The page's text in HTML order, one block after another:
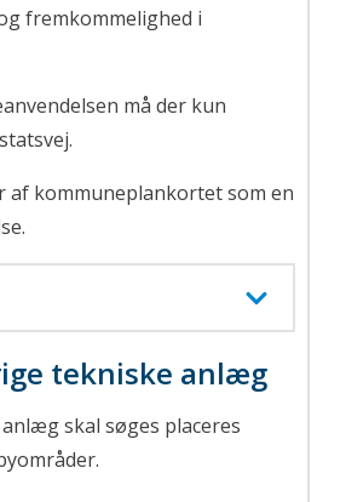
fremkommelighed i
må der kun
af kommuneplankortet som en
tekniske anlæg
skal søges placeres